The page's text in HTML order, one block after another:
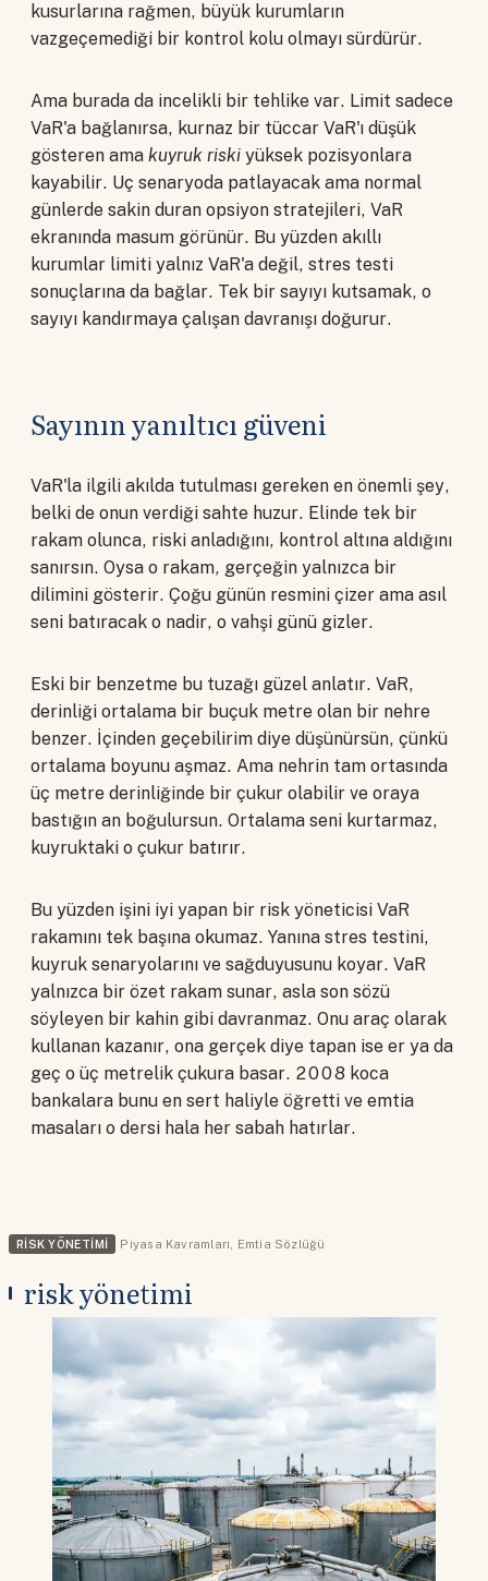
kusurlarına rağmen, büyük kurumların
vazgeçemediği bir kontrol kolu olmayı sürdürür.
Ama burada da incelikli bir tehlike var. Limit sadece
VaR'a bağlanırsa, kurnaz bir tüccar VaR'ı düşük
gösteren ama kuyruk riski yüksek pozisyonlara
kayabilir. Uç senaryoda patlayacak ama normal
günlerde sakin duran opsiyon stratejileri, VaR
ekranında masum görünür. Bu yüzden akıllı
kurumlar limiti yalnız VaR'a değil, stres testi
sonuçlarına da bağlar. Tek bir sayıyı kutsamak, o
sayıyı kandırmaya çalışan davranışı doğurur.
Sayının yanıltıcı güveni
VaR'la ilgili akılda tutulması gereken en önemli şey,
belki de onun verdiği sahte huzur. Elinde tek bir
rakam olunca, riski anladığını, kontrol altına aldığını
sanırsın. Oysa o rakam, gerçeğin yalnızca bir
dilimini gösterir. Çoğu günün resmini çizer ama asıl
seni batıracak o nadir, o vahşi günü gizler.
Eski bir benzetme bu tuzağı güzel anlatır. VaR,
derinliği ortalama bir buçuk metre olan bir nehre
benzer. İçinden geçebilirim diye düşünürsün, çünkü
ortalama boyunu aşmaz. Ama nehrin tam ortasında
üç metre derinliğinde bir çukur olabilir ve oraya
bastığın an boğulursun. Ortalama seni kurtarmaz,
kuyruktaki o çukur batırır.
Bu yüzden işini iyi yapan bir risk yöneticisi VaR
rakamını tek başına okumaz. Yanına stres testini,
kuyruk senaryolarını ve sağduyusunu koyar. VaR
yalnızca bir özet rakam sunar, asla son sözü
söyleyen bir kahin gibi davranmaz. Onu araç olarak
kullanan kazanır, ona gerçek diye tapan ise er ya da
geç o üç metrelik çukura basar. 2008 koca
bankalara bunu en sert haliyle öğretti ve emtia
masaları o dersi hala her sabah hatırlar.
RISK YÖNETIMI Piyasa Kavramları, Emtia Sözlüğü
risk yönetimi